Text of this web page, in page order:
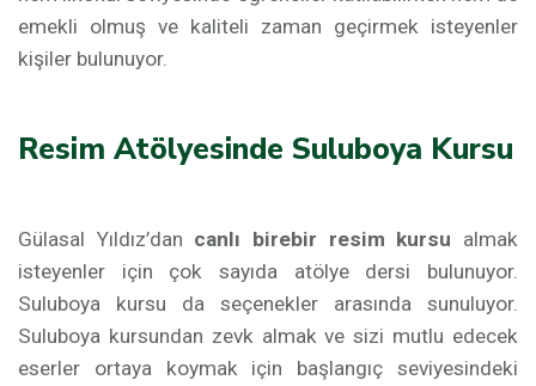
emekli olmuş ve kaliteli zaman geçirmek isteyenler
kişiler bulunuyor.
Resim Atölyesinde Suluboya Kursu
Gülasal Yıldız’dan canlı birebir resim kursu almak
isteyenler için çok sayıda atölye dersi bulunuyor.
Suluboya kursu da seçenekler arasında sunuluyor.
Suluboya kursundan zevk almak ve sizi mutlu edecek
eserler ortaya koymak için başlangıç seviyesindeki